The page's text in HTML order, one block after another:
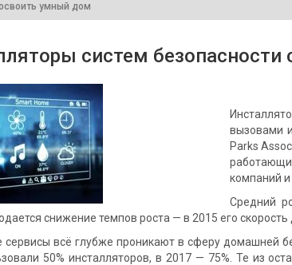
умный дом
систем
вызовами
Parks
компаний
Средний
снижение темпов роста — в 2015 его скорость
сервисы всё глубже проникают в сферу домашней
50% инсталляторов, в 2017 — 75%. Те из